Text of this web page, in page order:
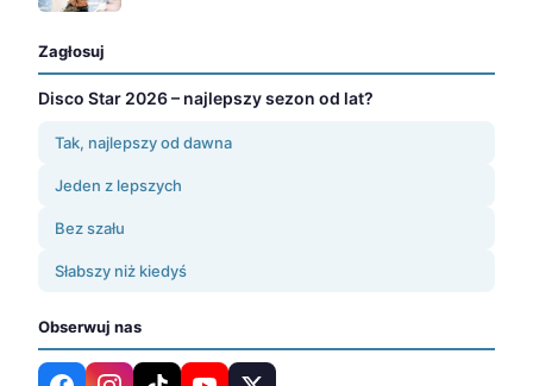
Zagłosuj
Disco Star 2026 – najlepszy sezon od lat?
Tak, najlepszy od dawna
Jeden z lepszych
Bez szału
Słabszy niż kiedyś
Obserwuj nas